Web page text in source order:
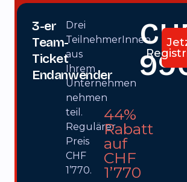
3-er
Team-
Ticket
Endanwender
Drei
TeilnehmerInnen
aus
Ihrem
Unternehmen
nehmen
teil.
Regulärer
Preis
CHF
1’770.
44%
Rabatt
auf
CHF
1’770